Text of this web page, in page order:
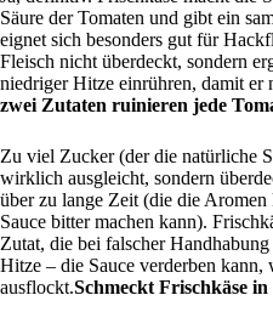
Säure der Tomaten und gibt ein
eignet sich besonders gut für
Fleisch nicht überdeckt, sondern
niedriger Hitze einrühren, damit er
zwei Zutaten ruinieren jede
Zu viel Zucker (der die natürliche
wirklich ausgleicht, sondern
über zu lange Zeit (die die
Sauce bitter machen kann).
Zutat, die bei falscher
Hitze – die Sauce verderben kann,
ausflockt.Schmeckt Frischkäse